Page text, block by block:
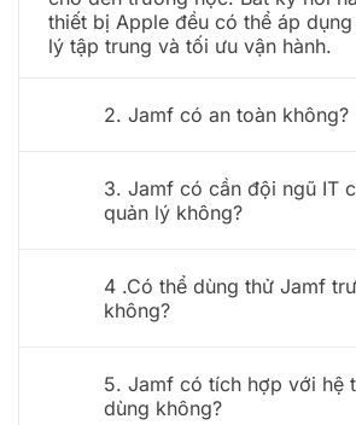
thiết bị Apple đều có thể áp
lý tập trung và tối ưu vận hành.
2. Jamf có an toàn không?
3. Jamf có cần đội ngũ IT
quản lý không?
4 .Có thể dùng thử Jamf
không?
5. Jamf có tích hợp với hệ
dùng không?